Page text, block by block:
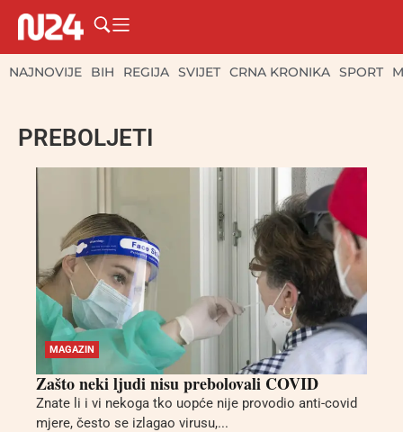
NAJNOVIJE BIH REGIJA SVIJET CRNA KRONIKA SPORT
PREBOLJETI
MAGAZIN
Zašto neki ljudi nisu prebolovali COVID
Znate li i vi nekoga tko uopće nije provodio anti-covid
mjere, često se izlagao virusu,...